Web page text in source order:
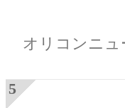
オリコンニュ